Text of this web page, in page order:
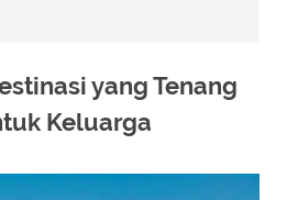
yang Tenang
Keluarga